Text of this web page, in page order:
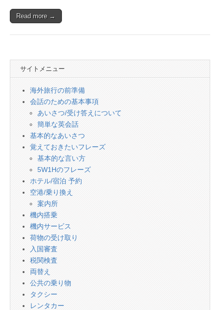
Read more →
サイトメニュー
海外旅行の前準備
会話のための基本事項
あいさつ/受け答えについて
簡単な英会話
基本的なあいさつ
覚えておきたいフレーズ
基本的な言い方
5W1Hのフレーズ
ホテル/宿泊 予約
空港/乗り換え
案内所
機内搭乗
機内サービス
荷物の受け取り
入国審査
税関検査
両替え
公共の乗り物
タクシー
レンタカー